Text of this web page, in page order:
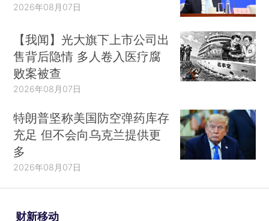
2026年08月07日
【我闻】光大旗下上市公司出
售背后隐情 多人卷入医疗腐
败案被查
2026年08月07日
特朗普坚称美国防空弹药库存
充足 但不会向乌克兰提供更
多
2026年08月07日
财新移动